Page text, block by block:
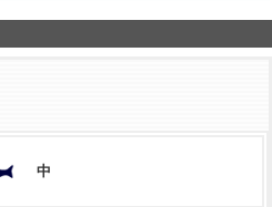
中